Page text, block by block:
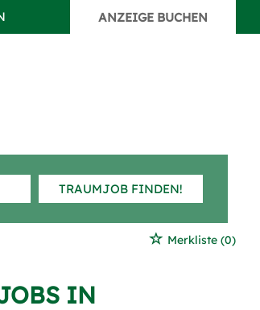
ANZEIGE BUCHEN
TRAUMJOB FINDEN!
Merkliste (0)
IN